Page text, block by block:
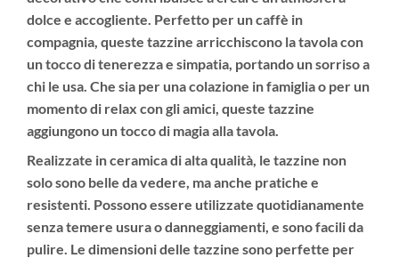
dolce e accogliente. Perfetto per un caffè in
compagnia, queste tazzine arricchiscono la tavola con
un tocco di tenerezza e simpatia, portando un sorriso a
chi le usa. Che sia per una colazione in famiglia o per un
momento di relax con gli amici, queste tazzine
aggiungono un tocco di magia alla tavola.
Realizzate inceramica di alta qualità, le tazzine non
solo sono belle da vedere, ma anche pratiche e
resistenti. Possono essere utilizzate quotidianamente
senza temere usura o danneggiamenti, e sono facili da
pulire. Le dimensioni delle tazzine sono perfette per